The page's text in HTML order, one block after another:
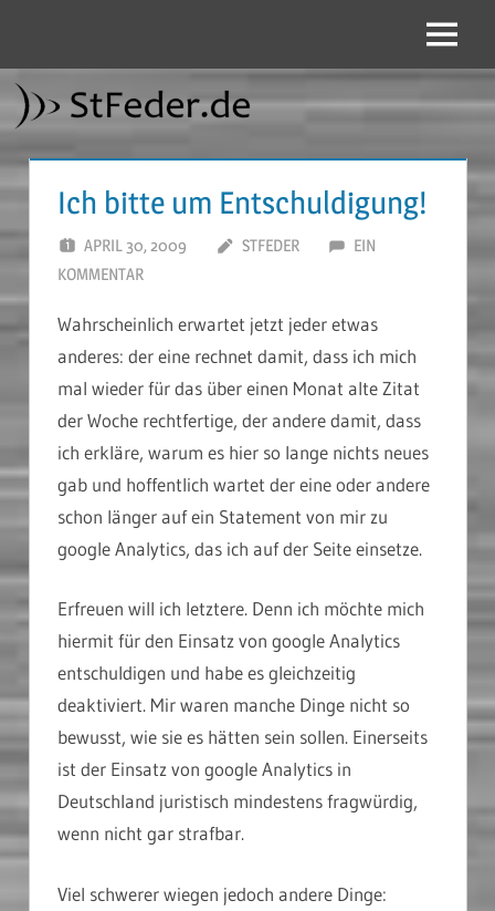
springen
Menü
Ich bitte um Entschuldigung!
APRIL 30, 2009 STFEDER
EIN
KOMMENTAR
Wahrscheinlich erwartet jetzt jeder etwas
anderes: der eine rechnet damit, dass ich mich
mal wieder für das über einen Monat alte Zitat
der Woche rechtfertige, der andere damit, dass
ich erkläre, warum es hier so lange nichts neues
gab und hoffentlich wartet der eine oder andere
schon länger auf ein Statement von mir zu
google Analytics, das ich auf der Seite einsetze.
Erfreuen will ich letztere. Denn ich möchte mich
hiermit für den Einsatz von google Analytics
entschuldigen und habe es gleichzeitig
deaktiviert. Mir waren manche Dinge nicht so
bewusst, wie sie es hätten sein sollen. Einerseits
ist der Einsatz von google Analytics in
Deutschland juristisch mindestens fragwürdig,
wenn nicht gar strafbar.
Viel schwerer wiegen jedoch andere Dinge: